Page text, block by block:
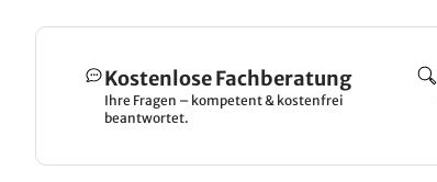
Kostenlose Fachberatung
Ihre Fragen – kompetent & kostenfrei
beantwortet.